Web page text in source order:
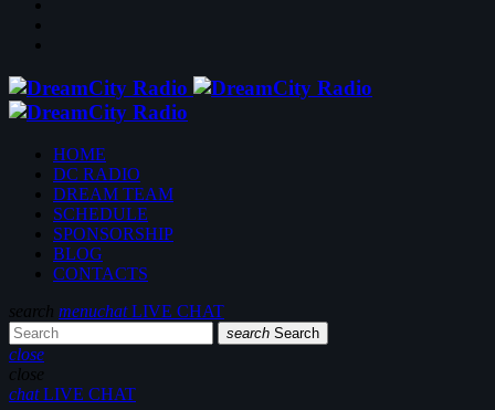
HOME
DC RADIO
DREAM TEAM
SCHEDULE
SPONSORSHIP
BLOG
CONTACTS
search menuchatLIVE CHAT
search Search
close
close
chatLIVE CHAT